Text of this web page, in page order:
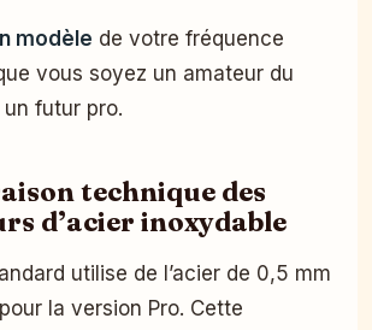
modèle de votre fréquence
vous soyez un amateur du
futur pro.
technique des
d’acier inoxydable
utilise de l’acier de 0,5 mm
la version Pro. Cette